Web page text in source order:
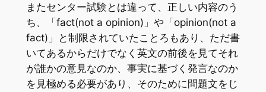
またセンター試験とは違って、正しい内容のう
ち、「fact(not a opinion)」や「opinion(not a
fact)」と制限されていたことろもあり、ただ書
いてあるからだけでなく英文の前後を見てそれ
が誰かの意見なのか、事実に基づく発言なのか
を見極める必要があり、そのために問題文をじ